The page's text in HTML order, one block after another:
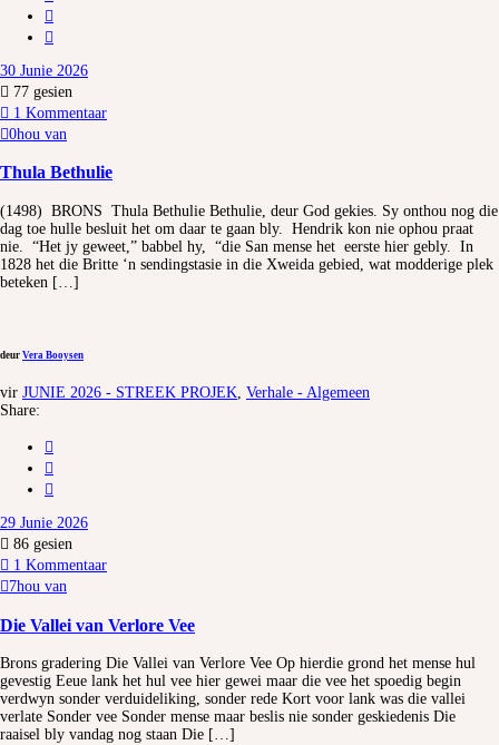
30 Junie 2026
77 gesien
1 Kommentaar
0hou van
Thula Bethulie
(1498) BRONS Thula Bethulie Bethulie, deur God gekies. Sy onthou nog die
dag toe hulle besluit het om daar te gaan bly. Hendrik kon nie ophou praat
nie. “Het jy geweet,” babbel hy, “die San mense het eerste hier gebly. In
1828 het die Britte ‘n sendingstasie in die Xweida gebied, wat modderige plek
beteken […]
deur Vera Booysen
vir JUNIE 2026 - STREEK PROJEK, Verhale - Algemeen
Share:
29 Junie 2026
86 gesien
1 Kommentaar
7hou van
Die Vallei van Verlore Vee
Brons gradering Die Vallei van Verlore Vee Op hierdie grond het mense hul
gevestig Eeue lank het hul vee hier gewei maar die vee het spoedig begin
verdwyn sonder verduideliking, sonder rede Kort voor lank was die vallei
verlate Sonder vee Sonder mense maar beslis nie sonder geskiedenis Die
raaisel bly vandag nog staan Die […]